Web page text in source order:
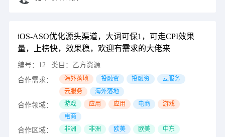
iOS-ASO优化源头渠道，大词可保1，可走CPI效果
量，上榜快，效果稳，欢迎有需求的大佬来
编号： 12 类目： 乙方资源
合作需求：
海外落地 投融资 投融资
云服务
云服务
海外落地
合作领域： 游戏 应用 应用 电商
游戏
电商
合作区域： 非洲 非洲 欧美 欧美
中东